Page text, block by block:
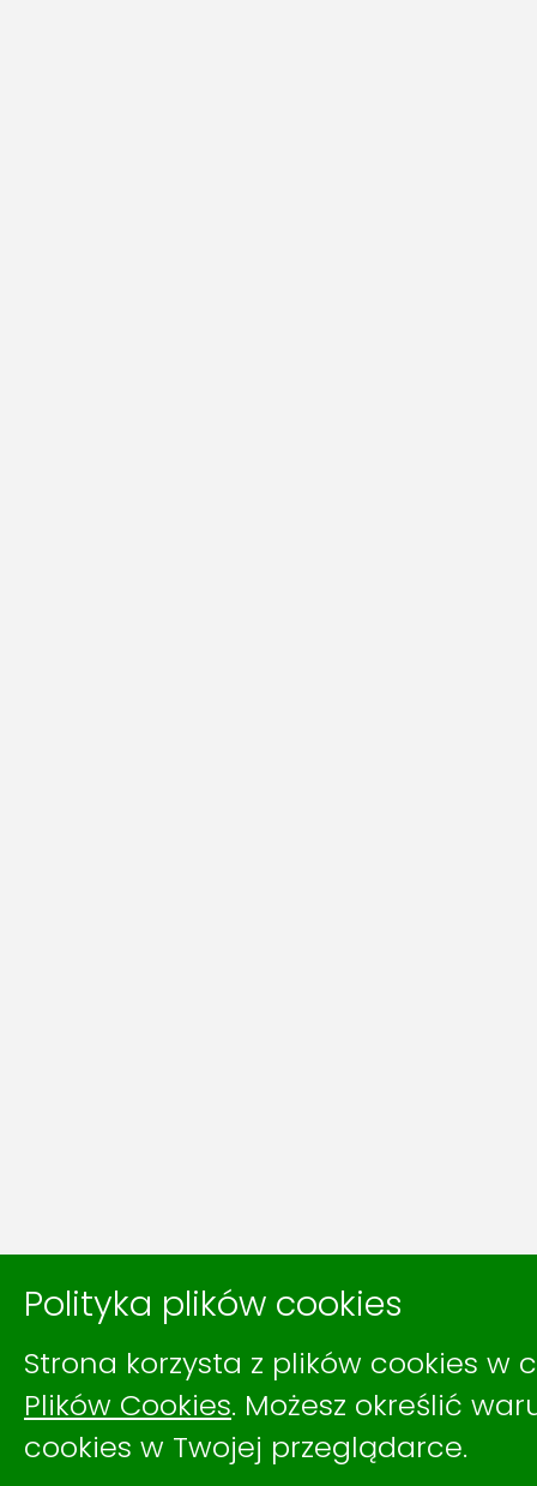
Polityka plików cookies
Strona korzysta z plików cookies w
Plików Cookies. Możesz określić
cookies w Twojej przeglądarce.